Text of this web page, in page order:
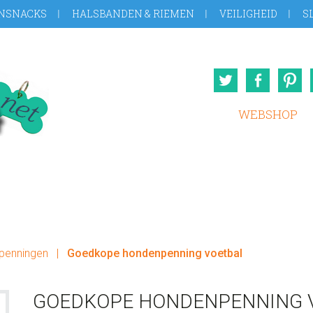
HALSBANDEN & RIEMEN VEILIGHEID
Twitter
WEBSHOP
| Goedkope hondenpenning voetbal
GOEDKOPE HONDENPENNING